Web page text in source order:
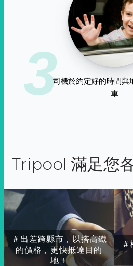
3司機於約定好的時間與
車
Tripool 滿足您
＃出差跨縣市，以搭高鐵
的價格，更快抵達目的
地！